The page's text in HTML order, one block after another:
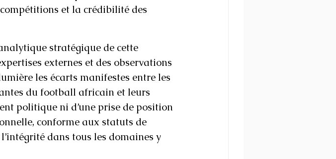
et la crédibilité des
stratégique de cette
externes et des observations
les écarts manifestes entre les
du football africain et leurs
politique ni d’une prise de position
conforme aux statuts de
dans tous les domaines y